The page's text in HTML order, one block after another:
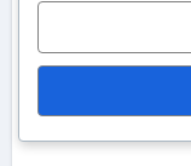
Hoe
en
zich tot